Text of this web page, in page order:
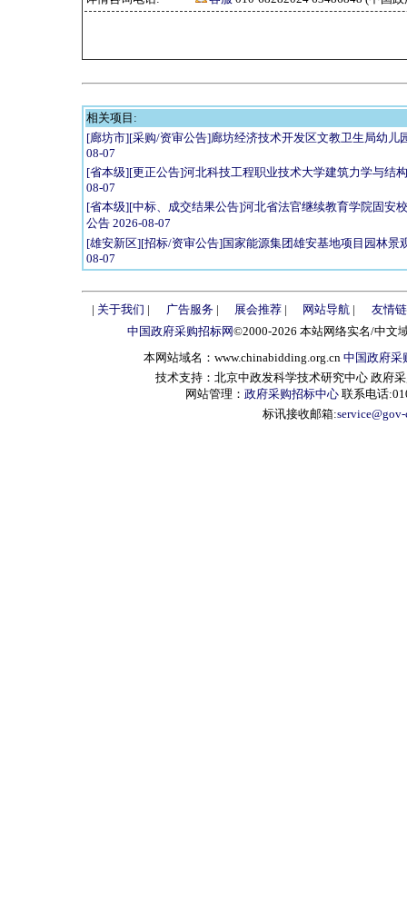
相关项目:
[廊坊市][采购/资审公告]廊坊经济技术开发区文教卫生局幼儿
08-07
[省本级][更正公告]河北科技工程职业技术大学建筑力学与结
08-07
[省本级][中标、成交结果公告]河北省法官继续教育学院固安
公告 2026-08-07
[雄安新区][招标/资审公告]国家能源集团雄安基地项目园林景
08-07
| 关于我们 | 广告服务| 展会推荐| 网站导航 |
友情
中国政府采购招标网©2000-2026 本站网络实名/中文
本网站域名：www.chinabidding.org.cn 中国政府采
技术支持：北京中政发科学技术研究中心 政府
网站管理： 政府采购招标中心 联系电话
标讯接收邮箱: